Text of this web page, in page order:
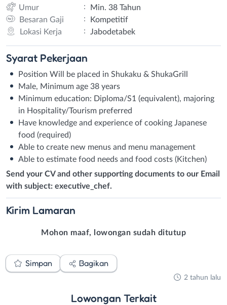
Umur
:
Min. 38 Tahun
Besaran Gaji
:
Kompetitif
Lokasi Kerja
: Jabodetabek
Syarat Pekerjaan
Position Will be placed in Shukaku & ShukaGrill
Male, Minimum age 38 years
Minimum education: Diploma/S1 (equivalent), majoring
in Hospitality/Tourism preferred
Have knowledge and experience of cooking Japanese
food (required)
Able to create new menus and menu management
Able to estimate food needs and food costs (Kitchen)
Send your CV and other supporting documents to our Email
with subject: executive_chef.
Kirim Lamaran
Mohon maaf, lowongan sudah ditutup
Simpan Bagikan
2 tahun lalu
Lowongan Terkait